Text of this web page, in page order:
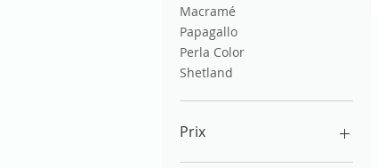
Macramé
Papagallo
Perla Color
Shetland
Prix